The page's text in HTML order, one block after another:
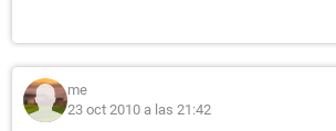
me
23 oct 2010 a las 21:42